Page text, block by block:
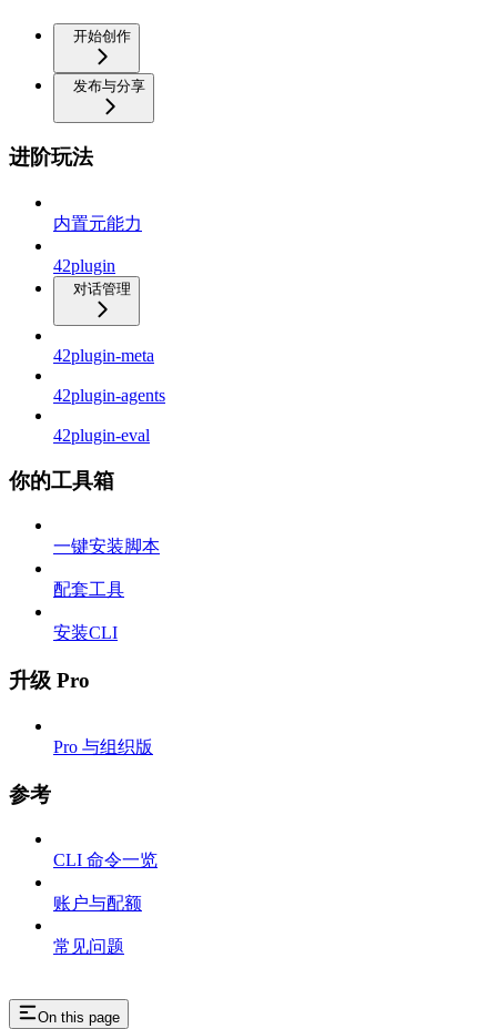
开始创作
发布与分享
进阶玩法
内置元能力
42plugin
对话管理
42plugin-meta
42plugin-agents
42plugin-eval
你的工具箱
一键安装脚本
配套工具
安装CLI
升级 Pro
Pro 与组织版
参考
CLI 命令一览
账户与配额
常见问题
On this page